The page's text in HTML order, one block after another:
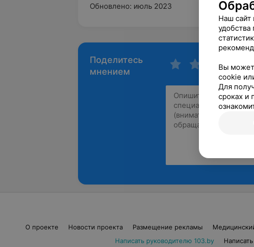
Обновлено: июль 2023
Поделитесь
мнением
О проекте Новости проекта Размещение рекламы
Написать руководителю 103.by
Наш сайт
удобства
Вы
cookie
Для
сроках и